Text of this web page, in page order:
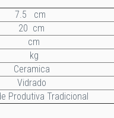
7.5 cm
20 cm
cm
kg
Ceramica
Vidrado
Produtiva Tradicional